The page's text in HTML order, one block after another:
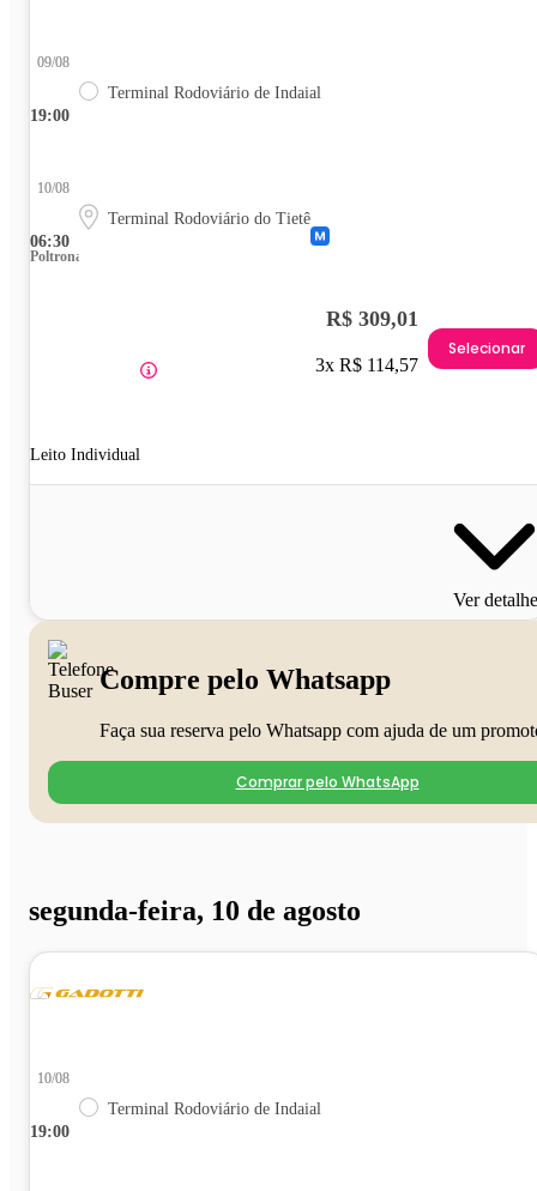
19:00
09/08
Terminal Rodoviário de Indaial
06:30
10/08
Terminal Rodoviário do Tietê
Poltrona
Leito Individual
R$ 309,01
3x R$ 114,57
Selecionar
Ver
Compre pelo Whatsapp
Faça sua reserva pelo Whatsapp com ajuda de um
Comprar pelo WhatsApp
segunda-feira, 10 de agosto
19:00
10/08
Terminal Rodoviário de Indaial